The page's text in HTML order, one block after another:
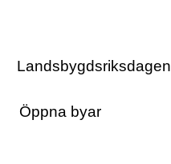
Landsbygdsriksdagen
Öppna byar